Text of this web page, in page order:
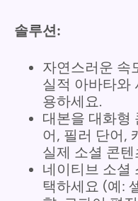
솔루션:
자연스러운 속
실적 아바타와
용하세요.
대본을 대화형
어, 필러 단어,
실제 소셜 콘
네이티브 소셜
택하세요 (예: